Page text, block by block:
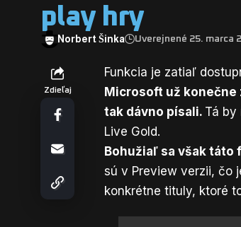
play hry
Norbert Šinka Uverejnené 25. marca
Zdieľaj
Funkcia je zatiaľ
Microsoft už
tak dávno písali. Tá by
Live Gold.
Bohužiaľ sa však
sú v Preview verzii, čo
konkrétne tituly, ktoré